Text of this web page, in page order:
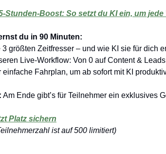
Stunden-Boost: So setzt du KI ein, um
du in 90 Minuten:
3 größten Zeitfresser – und wie KI sie für dich
Live-Workflow: Von 0 auf Content &
einfache Fahrplan, um ab sofort mit KI
Am Ende gibt’s für Teilnehmer ein exklusives
Platz sichern
ist auf 500 limitiert)